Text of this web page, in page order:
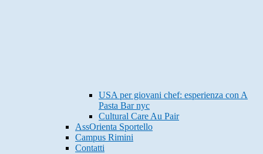
USA per giovani chef: esperienza con A
Pasta Bar nyc
Cultural Care Au Pair
AssOrienta Sportello
Campus Rimini
Contatti